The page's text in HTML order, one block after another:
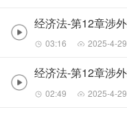
03:16 2025-4-29
02:49 2025-4-29